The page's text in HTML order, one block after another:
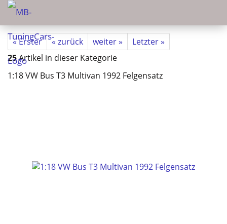
« Erster « zurück weiter »
Letzter »
25Artikel in dieser Kategorie
1:18 VW Bus T3 Multivan 1992 Felgensatz